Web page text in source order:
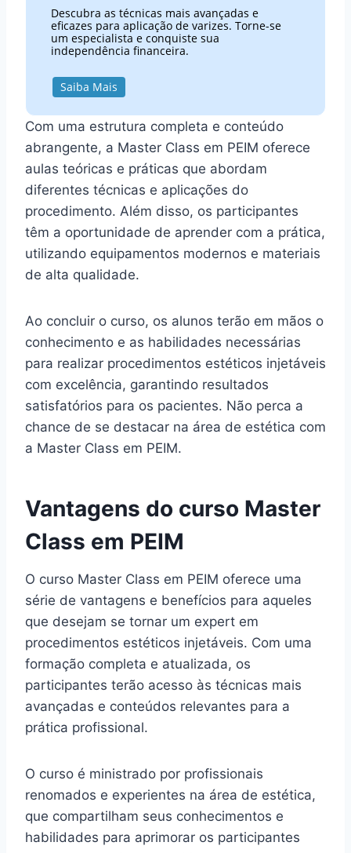
Descubra as técnicas mais avançadas e
eficazes para aplicação de varizes. Torne-se
um especialista e conquiste sua
independência financeira.
Saiba Mais
Com uma estrutura completa e conteúdo
abrangente, a Master Class em PEIM oferece
aulas teóricas e práticas que abordam
diferentes técnicas e aplicações do
procedimento. Além disso, os participantes
têm a oportunidade de aprender com a prática,
utilizando equipamentos modernos e materiais
de alta qualidade.
Ao concluir o curso, os alunos terão em mãos o
conhecimento e as habilidades necessárias
para realizar procedimentos estéticos injetáveis
com excelência, garantindo resultados
satisfatórios para os pacientes. Não perca a
chance de se destacar na área de estética com
a Master Class em PEIM.
Vantagens do curso Master
Class em PEIM
O curso Master Class em PEIM oferece uma
série de vantagens e benefícios para aqueles
que desejam se tornar um expert em
procedimentos estéticos injetáveis. Com uma
formação completa e atualizada, os
participantes terão acesso às técnicas mais
avançadas e conteúdos relevantes para a
prática profissional.
O curso é ministrado por profissionais
renomados e experientes na área de estética,
que compartilham seus conhecimentos e
habilidades para aprimorar os participantes